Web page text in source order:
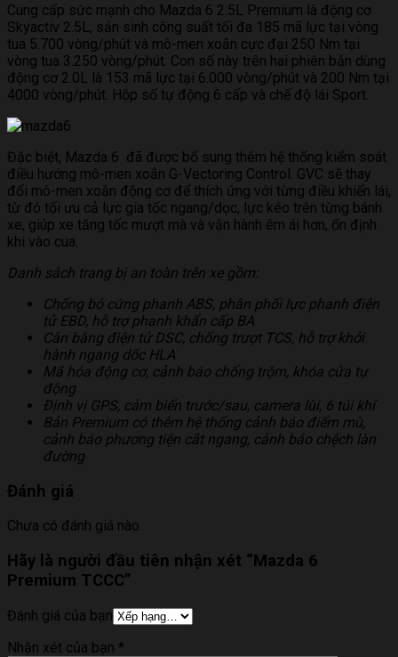
Cung cấp sức mạnh cho Mazda 6 2.5L Premium là động cơ
Skyactiv 2.5L, sản sinh công suất tối đa 185 mã lực tại vòng
tua 5.700 vòng/phút và mô-men xoắn cực đại 250 Nm tại
vòng tua 3.250 vòng/phút. Con số này trên hai phiên bản dùng
động cơ 2.0L là 153 mã lực tại 6.000 vòng/phút và 200 Nm tại
4000 vòng/phút. Hộp số tự động 6 cấp và chế độ lái Sport.
Đặc biệt, Mazda 6 đã được bổ sung thêm hệ thống kiểm soát
điều hướng mô-men xoắn G-Vectoring Control. GVC sẽ thay
đổi mô-men xoắn động cơ để thích ứng với từng điều khiển lái,
từ đó tối ưu cả lực gia tốc ngang/dọc, lực kéo trên từng bánh
xe, giúp xe tăng tốc mượt mà và vận hành êm ái hơn, ổn định
khi vào cua.
Danh sách trang bị an toàn trên xe gồm:
Chống bó cứng phanh ABS, phân phối lực phanh điện
tử EBD, hỗ trợ phanh khẩn cấp BA
Cân bằng điện tử DSC, chống trượt TCS, hỗ trợ khởi
hành ngang dốc HLA
Mã hóa động cơ, cảnh báo chống trộm, khóa cửa tự
động
Định vị GPS, cảm biến trước/sau, camera lùi, 6 túi khí
Bản Premium có thêm hệ thống cảnh báo điểm mù,
cảnh báo phương tiện cắt ngang, cảnh báo chệch làn
đường
Đánh giá
Chưa có đánh giá nào.
Hãy là người đầu tiên nhận xét “Mazda 6
Premium TCCC”
Đánh giá của bạn
Nhận xét của bạn *